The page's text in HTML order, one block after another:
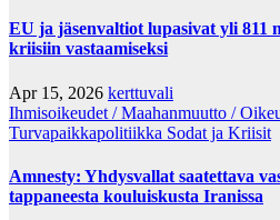
EU ja jäsenvaltiot lupasivat yli 811
kriisiin vastaamiseksi
Apr 15, 2026 kerttuvali
Ihmisoikeudet / Maahanmuutto /
Turvapaikkapolitiikka Sodat ja Kriisit
Amnesty: Yhdysvallat saatettava
tappaneesta kouluiskusta Iranissa